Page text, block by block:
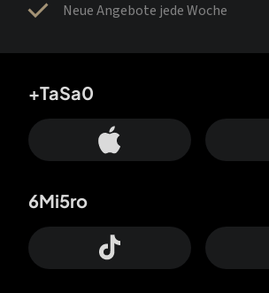
Neue Angebote jede Woche
+TaSa0
6Mi5ro